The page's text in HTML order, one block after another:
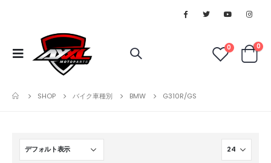
0 0
SHOP バイク車種別 BMW G310R/GS